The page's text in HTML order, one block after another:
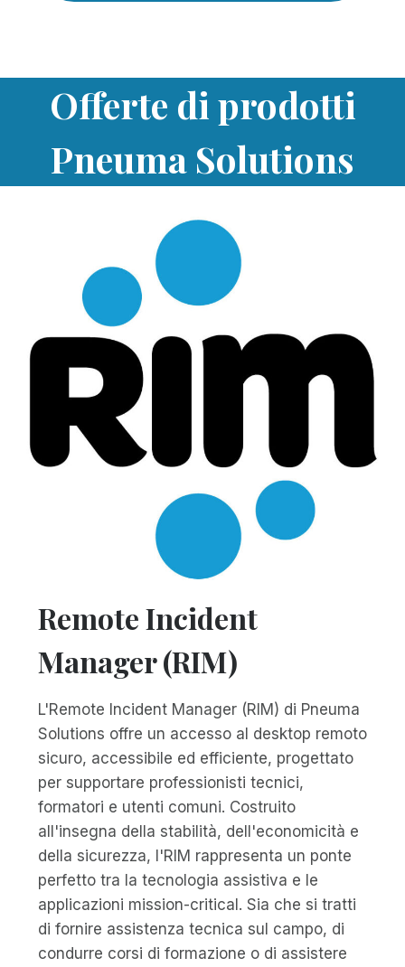
Offerte di prodotti
Pneuma Solutions
Remote Incident
Manager (RIM)
L'Remote Incident Manager (RIM) di Pneuma
Solutions offre un accesso al desktop remoto
sicuro, accessibile ed efficiente, progettato
per supportare professionisti tecnici,
formatori e utenti comuni. Costruito
all'insegna della stabilità, dell'economicità e
della sicurezza, l'RIM rappresenta un ponte
perfetto tra la tecnologia assistiva e le
applicazioni mission-critical. Sia che si tratti
di fornire assistenza tecnica sul campo, di
condurre corsi di formazione o di assistere